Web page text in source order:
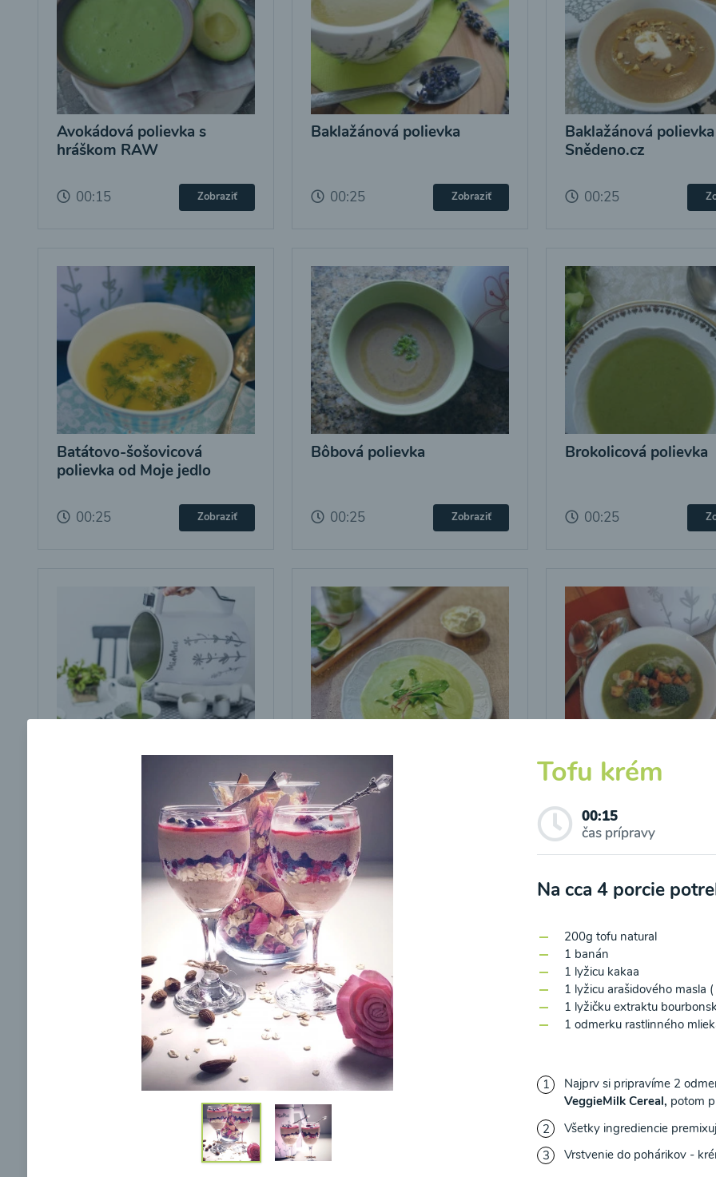
Avokádová polievka s
hráškom RAW
00:15 Zobraziť
Baklažánová polievka
00:25 Zobraziť
Baklažánová
Snědeno.cz
00:25
Batátovo-šošovicová
polievka od Moje jedlo
00:25 Zobraziť
Bôbová polievka
00:25 Zobraziť
Brokolicová polievka
00:25
Zobraziť
Brokolicová polievka s
cviklovými listami
00:25
Brokolicová polievka s
Snědeno.cz
00:25
Brokolicová polievka s nivou
Brokolicová polievka s
pečenými cherry a
mozzarelou od Recepty
Mojej Zdravej Kuchyne
Brokolicová polievka
syrom
Tofu krém
00:15
čas prípravy
Na cca 4 porcie
200g tofu natural
1 banán
1 lyžicu kakaa
1 lyžicu arašidového masla
1 lyžičku extraktu
1 odmerku rastlinného
Najprv si pripravíme 2
VeggieMilk Cereal, potom
Všetky ingrediencie
Vrstvenie do pohárikov -
Odber noviniek a akcií
Odoslaním registrácie na Newsletter súhlasím so spracovaním osobných údajov pre účely zasielania newsletteru
Ochrane osobných údajov
a súhlasím s nimi.